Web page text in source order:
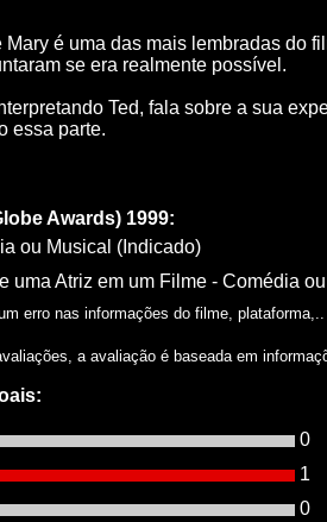
é uma das mais lembradas do
se era realmente possível.
Ted, fala sobre a sua
essa parte.
Awards) 1999:
ou Musical (Indicado)
uma Atriz em um Filme - Comédia
erro nas informações do filme, plataforma,..
a avaliação é baseada em
0
1
0